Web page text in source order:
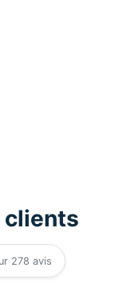
clients
278 avis